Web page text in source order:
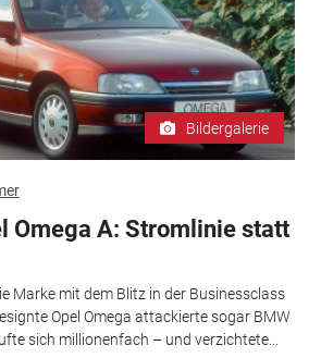
Bildergalerie
Omega A: Stromlinie statt
Marke mit dem Blitz in der Businessclass
Opel Omega attackierte sogar BMW
sich millionenfach – und verzichtete...